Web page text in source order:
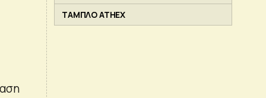
ΤΑΜΠΛΟ ATHEX